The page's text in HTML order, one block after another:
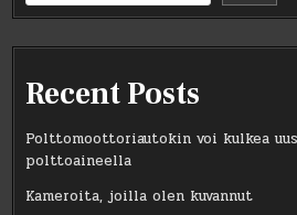
Recent Posts
Polttomoottoriautokin voi kulkea
polttoaineella
Kameroita, joilla olen kuvannut